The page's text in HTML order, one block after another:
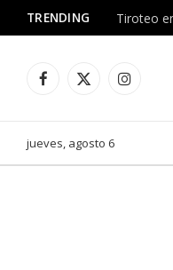
TRENDING Tiroteo
Facebook
X
Instagram
jueves, agosto 6